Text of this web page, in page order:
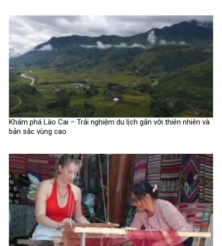
Khám phá Lào Cai – Trải nghiệm du lịch gắn với thiên nhiên và
bản sắc vùng cao